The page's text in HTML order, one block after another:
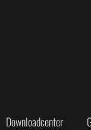
Downloadcenter